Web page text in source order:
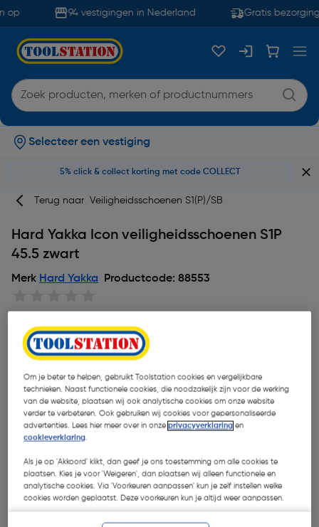
op 94 vestigingen in Nederland Gratis bezorging
Selecteer een vestiging
5% click & collect korting met code COLLECT
Terug naar Veiligheidsschoenen S1(P)/SB
Hard Yakka Icon veiligheidsschoenen S1P
45.5 zwart
Merk Hard Yakka Productcode: 88553
Om je beter te helpen, gebruikt Toolstation cookies en vergelijkbare
technieken. Naast functionele cookies, die noodzakelijk zijn voor de werking
van de website, plaatsen wij ook analytische cookies om onze website
verder te verbeteren. Ook gebruiken wij cookies voor gepersonaliseerde
advertenties. Lees hier meer over in onzeprivacyverklaring en
cookieverklaring.
Als je op 'Akkoord' klikt, dan geef je ons toestemming om alle cookies te
plaatsen. Kies je voor 'Weigeren', dan plaatsen wij alleen functionele en
analytische cookies. Via 'Voorkeuren aanpassen' kun je zelf instellen welke
cookies worden geplaatst. Deze voorkeuren kun je altijd weer aanpassen.